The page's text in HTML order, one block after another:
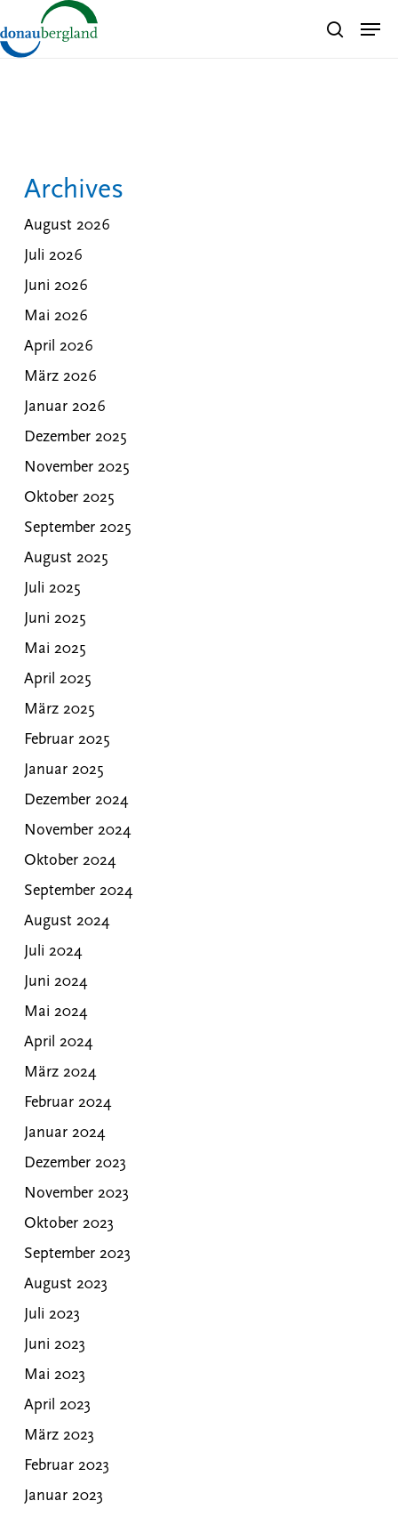
to
main
search
Archives
August 2026
Juli 2026
Juni 2026
Mai 2026
April 2026
März 2026
Januar 2026
Dezember 2025
November 2025
Oktober 2025
September 2025
August 2025
Juli 2025
Juni 2025
Mai 2025
April 2025
März 2025
Februar 2025
Januar 2025
Dezember 2024
November 2024
Oktober 2024
September 2024
August 2024
Juli 2024
Juni 2024
Mai 2024
April 2024
März 2024
Februar 2024
Januar 2024
Dezember 2023
November 2023
Oktober 2023
September 2023
August 2023
Juli 2023
Juni 2023
Mai 2023
April 2023
März 2023
Februar 2023
Januar 2023